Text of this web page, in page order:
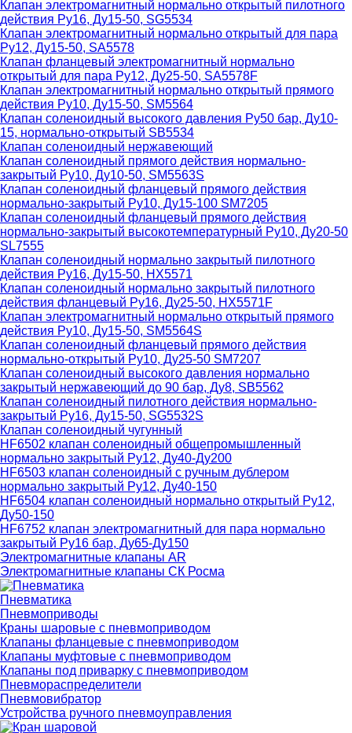
Клапан электромагнитный нормально открытый пилотного
действия Ру16, Ду15-50, SG5534
Клапан электромагнитный нормально открытый для пара
Ру12, Ду15-50, SA5578
Клапан фланцевый электромагнитный нормально
открытый для пара Ру12, Ду25-50, SA5578F
Клапан электромагнитный нормально открытый прямого
действия Ру10, Ду15-50, SM5564
Клапан соленоидный высокого давления Ру50 бар, Ду10-
15, нормально-открытый SB5534
Клапан соленоидный нержавеющий
Клапан соленоидный прямого действия нормально-
закрытый Ру10, Ду10-50, SM5563S
Клапан соленоидный фланцевый прямого действия
нормально-закрытый Ру10, Ду15-100 SM7205
Клапан соленоидный фланцевый прямого действия
нормально-закрытый высокотемпературный Ру10, Ду20-50
SL7555
Клапан соленоидный нормально закрытый пилотного
действия Ру16, Ду15-50, HX5571
Клапан соленоидный нормально закрытый пилотного
действия фланцевый Ру16, Ду25-50, HX5571F
Клапан электромагнитный нормально открытый прямого
действия Ру10, Ду15-50, SM5564S
Клапан соленоидный фланцевый прямого действия
нормально-открытый Ру10, Ду25-50 SM7207
Клапан соленоидный высокого давления нормально
закрытый нержавеющий до 90 бар, Ду8, SB5562
Клапан соленоидный пилотного действия нормально-
закрытый Ру16, Ду15-50, SG5532S
Клапан соленоидный чугунный
HF6502 клапан соленоидный общепромышленный
нормально закрытый Ру12, Ду40-Ду200
HF6503 клапан соленоидный с ручным дублером
нормально закрытый Ру12, Ду40-150
HF6504 клапан соленоидный нормально открытый Ру12,
Ду50-150
HF6752 клапан электромагнитный для пара нормально
закрытый Ру16 бар, Ду65-Ду150
Электромагнитные клапаны AR
Электромагнитные клапаны СК Росма
Пневматика
Пневмоприводы
Краны шаровые с пневмоприводом
Клапаны фланцевые с пневмоприводом
Клапаны муфтовые с пневмоприводом
Клапаны под приварку с пневмоприводом
Пневмораспределители
Пневмовибратор
Устройства ручного пневмоуправления